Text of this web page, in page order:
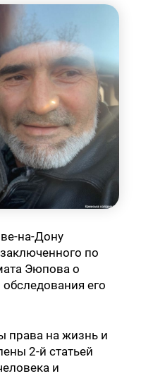
на-Дону
по
Эюпова о
его
права на жизнь и
2-й статьей
и